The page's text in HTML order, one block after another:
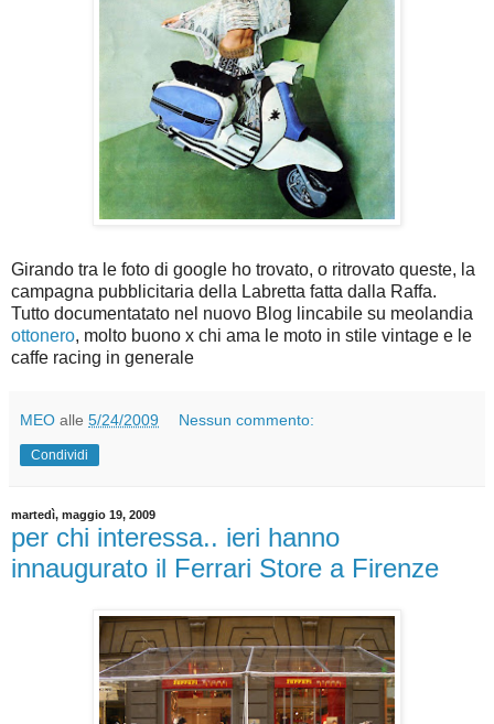
Girando tra le foto di google ho trovato, o ritrovato queste, la
campagna pubblicitaria della Labretta fatta dalla Raffa.
Tutto documentatato nel nuovo Blog lincabile su meolandia
ottonero, molto buono x chi ama le moto in stile vintage e le
caffe racing in generale
MEO alle 5/24/2009 Nessun commento:
Condividi
martedì, maggio 19, 2009
per chi interessa.. ieri hanno
innaugurato il Ferrari Store a Firenze